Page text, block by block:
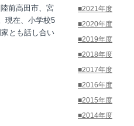
前高田市、宮
現在、小学校5
とも話し合い
■2021年度
■2020年度
■2019年度
■2018年度
■2017年度
■2016年度
■2015年度
■2014年度